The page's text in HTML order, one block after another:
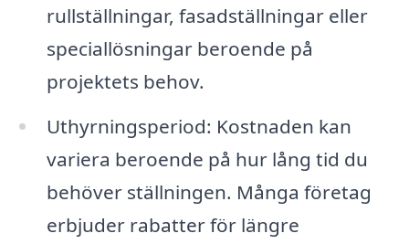
rullställningar, fasadställningar eller
speciallösningar beroende på
projektets behov.
Uthyrningsperiod: Kostnaden kan
variera beroende på hur lång tid du
behöver ställningen. Många företag
erbjuder rabatter för längre